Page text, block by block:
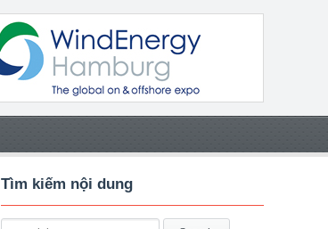
Tìm kiếm nội dung